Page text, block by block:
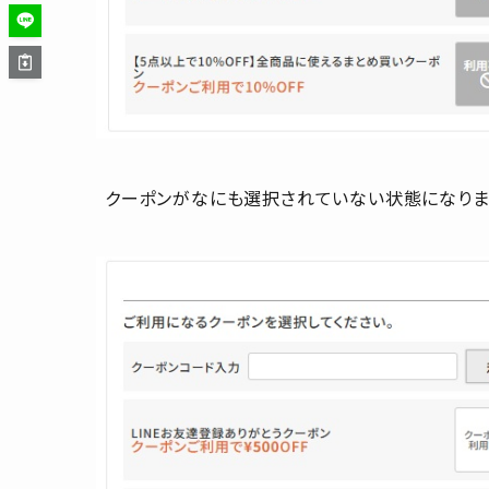
クーポンがなにも選択されていない状態になりま